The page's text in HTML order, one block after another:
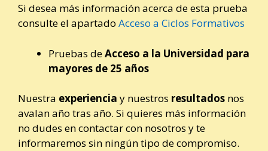
Si desea más información acerca de esta prueba
consulte el apartado Acceso a Ciclos Formativos
Pruebas deAcceso a la Universidad para
mayores de 25 años
Nuestra experiencia y nuestros resultados nos
avalan año tras año. Si quieres más información
no dudes en contactar con nosotros y te
informaremos sin ningún tipo de compromiso.